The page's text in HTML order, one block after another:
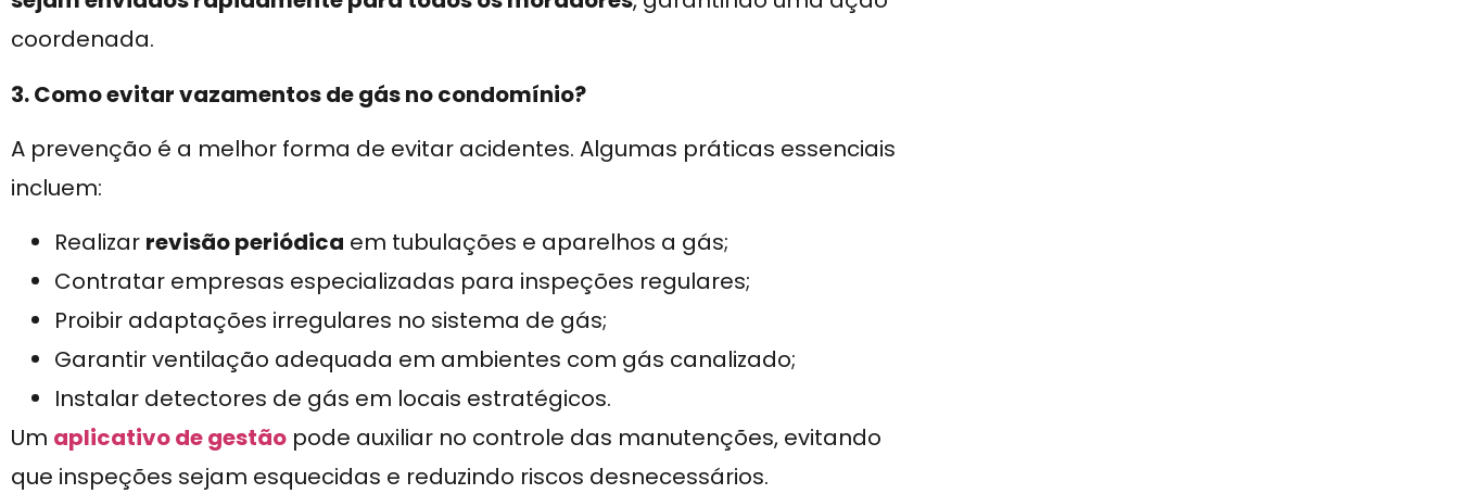
coordenada.
3. Como evitar vazamentos de gás no condomínio?
A prevenção é a melhor forma de evitar acidentes. Algumas práticas essenciais
incluem:
Realizar revisão periódica em tubulações e aparelhos a gás;
Contratar empresas especializadas para inspeções regulares;
Proibir adaptações irregulares no sistema de gás;
Garantir ventilação adequada em ambientes com gás canalizado;
Instalar detectores de gás em locais estratégicos.
Um aplicativo de gestão pode auxiliar no controle das manutenções, evitando
que inspeções sejam esquecidas e reduzindo riscos desnecessários.